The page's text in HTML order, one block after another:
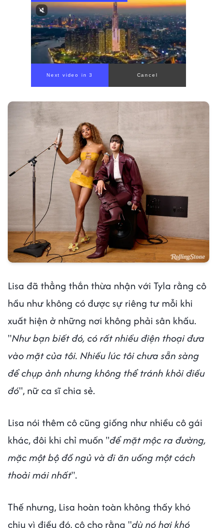
Lisa đã thẳng thắn thừa nhận với Tyla rằng cô
hầu như không có được sự riêng tư mỗi khi
xuất hiện ở những nơi không phải sân khấu.
"Như bạn biết đó, có rất nhiều điện thoại đưa
vào mặt của tôi. Nhiều lúc tôi chưa sẵn sàng
để chụp ảnh nhưng không thể tránh khỏi điều
đó", nữ ca sĩ chia sẻ.
Lisa nói thêm cô cũng giống như nhiều cô gái
khác, đôi khi chỉ muốn "để mặt mộc ra đường,
mặc một bộ đồ ngủ và đi ăn uống một cách
thoải mái nhất".
Thế nhưng, Lisa hoàn toàn không thấy khó
chịu vì điều đó, cô cho rằng "dù nó hơi khó